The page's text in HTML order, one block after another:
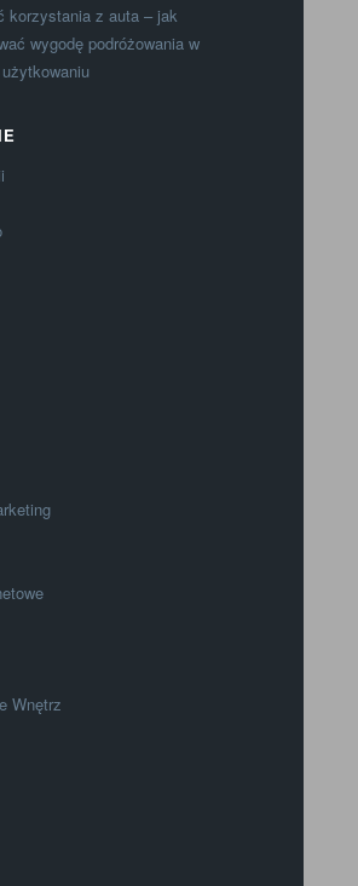
korzystania z auta – jak
wygodę podróżowania w
Wnętrz